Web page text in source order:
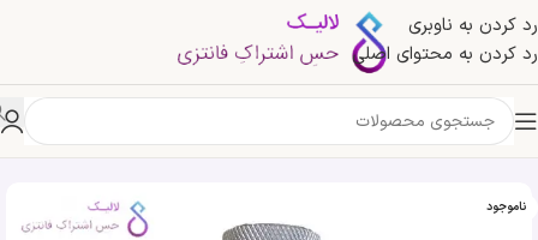
رد کردن به ناوبری
رد کردن به محتوای اصلی
خانه»فروشگاه
ناموجود